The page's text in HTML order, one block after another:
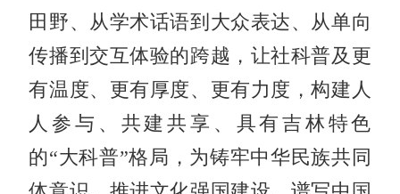
田野、从学术话语到大众表达、从单向
传播到交互体验的跨越，让社科普及更
有温度、更有厚度、更有力度，构建人
人参与、共建共享、具有吉林特色
的“大科普”格局，为铸牢中华民族共同